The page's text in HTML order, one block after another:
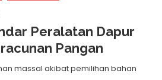
Peralatan Dapur
Pangan
massal akibat pemilihan bahan